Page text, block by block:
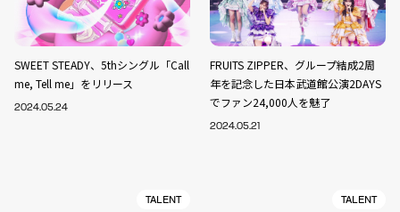
SWEET STEADY、5thシングル「Call
me, Tell me」をリリース
2024.05.24
FRUITS ZIPPER、グループ結成2周
年を記念した日本武道館公演2DAYS
でファン24,000人を魅了
2024.05.21
TALENT TALENT